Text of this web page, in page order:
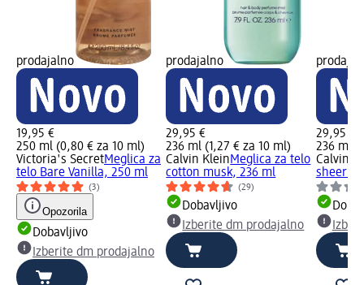
prodajalno
19,95 €
250 ml (0,80 € za 10 ml)
Victoria's SecretMeglica za
telo Bare Vanilla, 250 ml
(3)
Opozorila
Dobavljivo
Izberite dm prodajalno
prodajalno
29,95 €
236 ml (1,27 € za 10 ml)
Calvin KleinMeglica za telo
cotton musk, 236 ml
(29)
Dobavljivo
Izberite dm prodajalno
29,95 €
236 ml
Calvin
sheer